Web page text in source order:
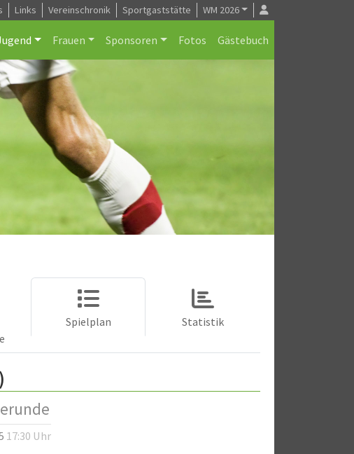
Links Vereinschronik Sportgaststätte WM 2026
Frauen Sponsoren Fotos Gästebuch
Spielplan Statistik
17:30 Uhr